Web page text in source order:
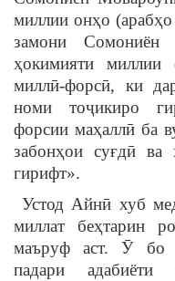
миллии онҳо
замони Сомониён
ҳокимияти миллии
миллӣ-форсӣ, ки
номи тоҷикиро
форсии маҳаллӣ ба
забонҳои суғдӣ
гирифт».
Устод Айнӣ хуб
миллат беҳтарин
маъруф аст. Ӯ бо
падари